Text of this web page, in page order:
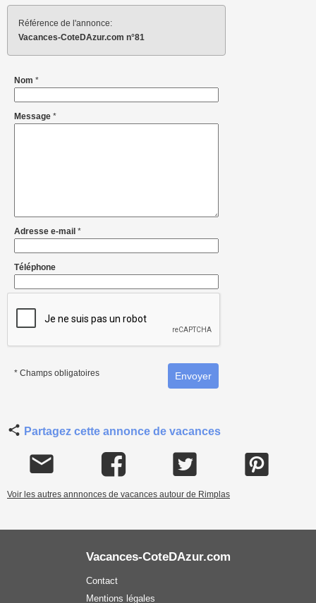
Référence de l'annonce:
Vacances-CoteDAzur.com n°81
Nom *
Message *
Adresse e-mail *
Téléphone
* Champs obligatoires
Partagez cette annonce de vacances
Voir les autres annnonces de vacances autour de Rimplas
Vacances-CoteDAzur.com
Contact
Mentions légales